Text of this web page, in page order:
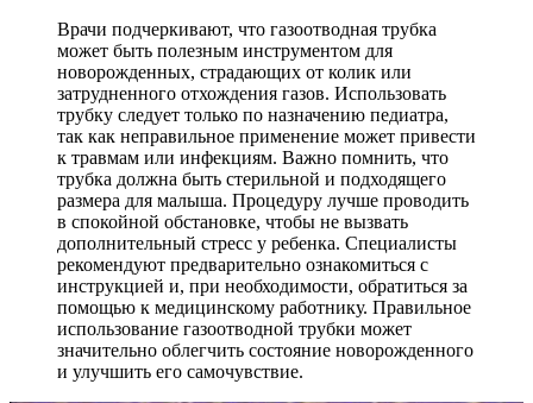
Врачи подчеркивают, что газоотводная трубка
может быть полезным инструментом для
новорожденных, страдающих от колик или
затрудненного отхождения газов. Использовать
трубку следует только по назначению педиатра,
так как неправильное применение может привести
к травмам или инфекциям. Важно помнить, что
трубка должна быть стерильной и подходящего
размера для малыша. Процедуру лучше проводить
в спокойной обстановке, чтобы не вызвать
дополнительный стресс у ребенка. Специалисты
рекомендуют предварительно ознакомиться с
инструкцией и, при необходимости, обратиться за
помощью к медицинскому работнику. Правильное
использование газоотводной трубки может
значительно облегчить состояние новорожденного
и улучшить его самочувствие.